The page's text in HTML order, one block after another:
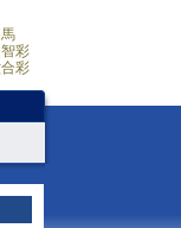
彩
彩